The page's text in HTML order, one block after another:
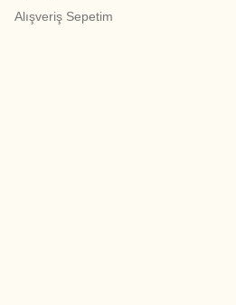
Alışveriş Sepetim